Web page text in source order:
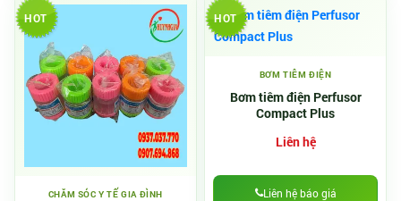
HOT
CHĂM SÓC Y TẾ GIA ĐÌNH
HOT
BƠM TIÊM ĐIỆN
Bơm tiêm điện Perfusor
Compact Plus
Liên hệ
Liên hệ báo giá